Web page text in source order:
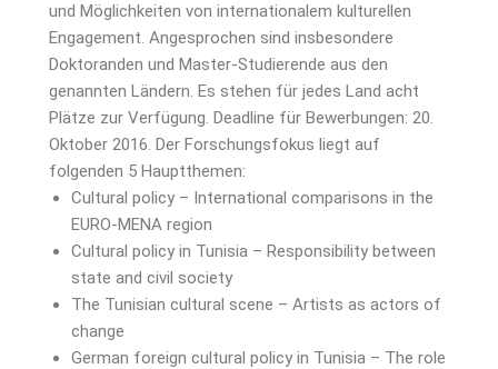
und Möglichkeiten von internationalem kulturellen
Engagement. Angesprochen sind insbesondere
Doktoranden und Master-Studierende aus den
genannten Ländern. Es stehen für jedes Land acht
Plätze zur Verfügung. Deadline für Bewerbungen: 20.
Oktober 2016. Der Forschungsfokus liegt auf
folgenden 5 Hauptthemen:
Cultural policy – International comparisons in the
EURO-MENA region
Cultural policy in Tunisia – Responsibility between
state and civil society
The Tunisian cultural scene – Artists as actors of
change
German foreign cultural policy in Tunisia – The role